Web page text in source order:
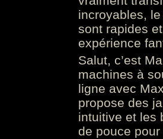
incroyables,
sont rapides
expérience
Salut, c’est
machines à
ligne avec
propose des
intuitive et les
de pouce